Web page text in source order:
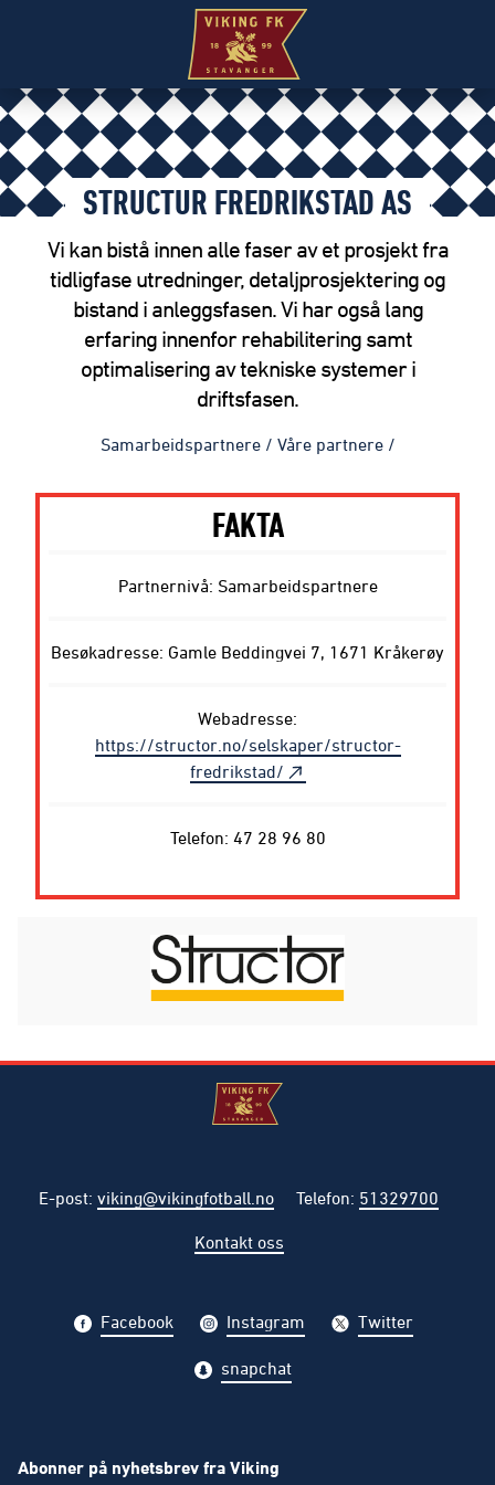
STRUCTUR FREDRIKSTAD AS
Vi kan bistå innen alle faser av et prosjekt fra
tidligfase utredninger, detaljprosjektering og
bistand i anleggsfasen. Vi har også lang
erfaring innenfor rehabilitering samt
optimalisering av tekniske systemer i
driftsfasen.
Samarbeidspartnere / Våre partnere /
FAKTA
Partnernivå: Samarbeidspartnere
Besøkadresse: Gamle Beddingvei 7, 1671 Kråkerøy
Webadresse:
https://structor.no/selskaper/structor-
fredrikstad/
Telefon: 47 28 96 80
E-post: viking@vikingfotball.no Telefon: 51329700
Kontakt oss
Facebook Instagram Twitter
snapchat
Abonner på nyhetsbrev fra Viking